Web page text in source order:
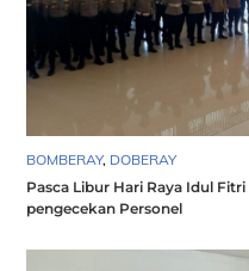
BOMBERAY, DOBERAY
Pasca Libur Hari Raya Idul
pengecekan Personel